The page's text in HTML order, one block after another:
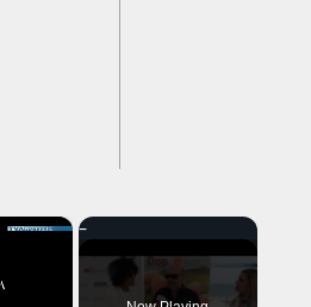
×